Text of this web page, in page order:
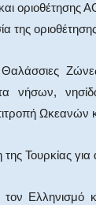
της
νήσων,
της Τουρκίας
Ελληνισμό